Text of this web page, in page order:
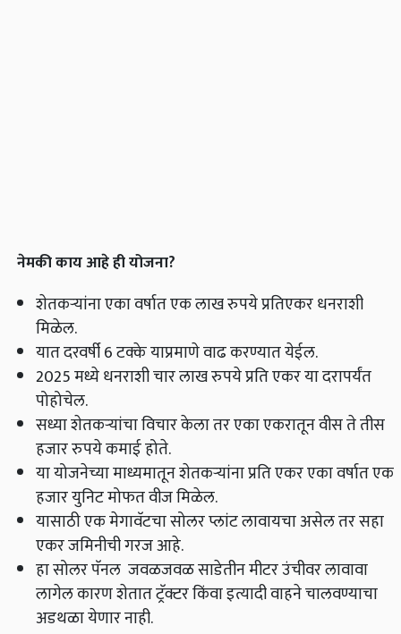
नेमकी काय आहे ही योजना?
शेतकऱ्यांना एका वर्षात एक लाख रुपये प्रतिएकर धनराशी
मिळेल.
यात दरवर्षी 6 टक्के याप्रमाणे वाढ करण्यात येईल.
2025 मध्ये धनराशी चार लाख रुपये प्रति एकर या दरापर्यंत
पोहोचेल.
सध्या शेतकऱ्यांचा विचार केला तर एका एकरातून वीस ते तीस
हजार रुपये कमाई होते.
या योजनेच्या माध्यमातून शेतकऱ्यांना प्रति एकर एका वर्षात एक
हजार युनिट मोफत वीज मिळेल.
यासाठी एक मेगावॅटचा सोलर प्लांट लावायचा असेल तर सहा
एकर जमिनीची गरज आहे.
हा सोलर पॅनल जवळजवळ साडेतीन मीटर उंचीवर लावावा
लागेल कारण शेतात ट्रॅक्टर किंवा इत्यादी वाहने चालवण्याचा
अडथळा येणार नाही.